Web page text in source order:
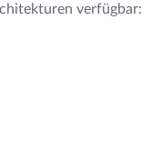
verfügbar: